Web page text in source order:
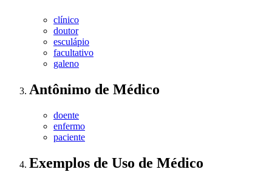
clínico
doutor
esculápio
facultativo
galeno
Antônimo de Médico
doente
enfermo
paciente
Exemplos de Uso de Médico